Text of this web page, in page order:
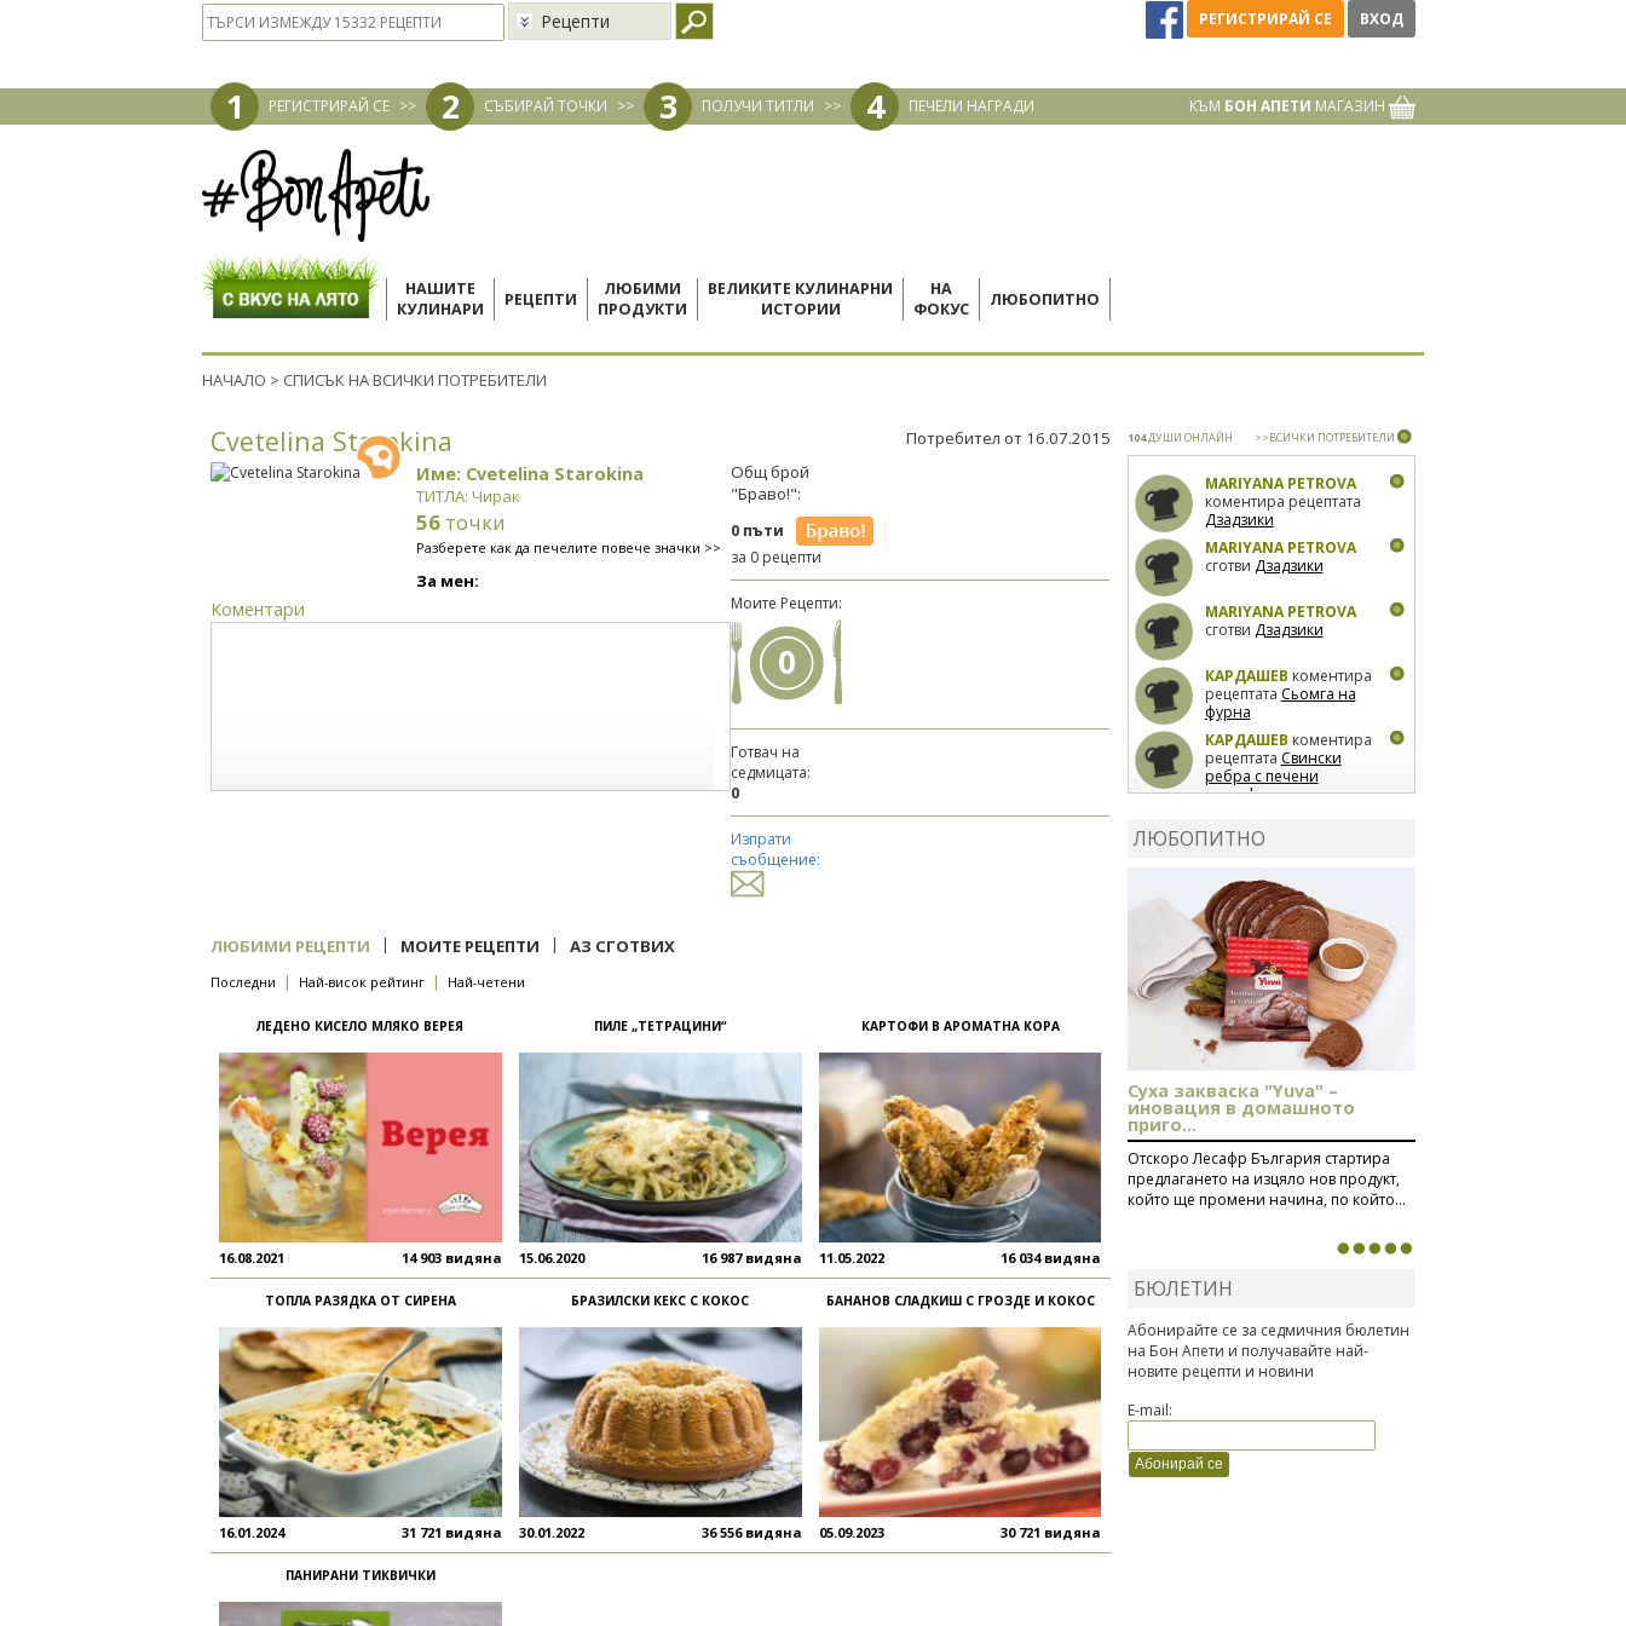
Рецепти РЕГИСТРИРАЙ СЕ ВХОД
1 РЕГИСТРИРАЙ СЕ >> 2 СЪБИРАЙ ТОЧКИ >> 3 ПОЛУЧИ ТИТЛИ >> 4 ПЕЧЕЛИ НАГРАДИ КЪМ БОН АПЕТИ МАГАЗИН
НАШИТЕ
КУЛИНАРИ
РЕЦЕПТИ
ЛЮБИМИ
ПРОДУКТИ
ВЕЛИКИТЕ КУЛИНАРНИ
ИСТОРИИ
НА
ФОКУС
ЛЮБОПИТНО
НАЧАЛО > СПИСЪК НА ВСИЧКИ ПОТРЕБИТЕЛИ
Cvetelina Starokina Потребител от 16.07.2015
Име: Cvetelina Starokina
ТИТЛА: Чирак
56 точки
Разберете как да печелите повече значки >>
За мен:
Коментари
Общ брой
"Браво!":
0 пъти
за 0 рецепти
Моите Рецепти:
0
Готвач на
седмицата:
0
Изпрати
съобщение:
ЛЮБИМИ РЕЦЕПТИ | МОИТЕ РЕЦЕПТИ | АЗ СГОТВИХ
Последни | Най-висок рейтинг | Най-четени
ЛЕДЕНО КИСЕЛО МЛЯКО ВЕРЕЯ
16.08.2021 14 903 видяна
ПИЛЕ „ТЕТРАЦИНИ“
15.06.2020 16 987 видяна
КАРТОФИ В АРОМАТНА КОРА
11.05.2022 16 034 видяна
ТОПЛА РАЗЯДКА ОТ СИРЕНА
16.01.2024 31 721 видяна
БРАЗИЛСКИ КЕКС С КОКОС
30.01.2022 36 556 видяна
БАНАНОВ СЛАДКИШ С ГРОЗДЕ И КОКОС
05.09.2023 30 721 видяна
ПАНИРАНИ ТИКВИЧКИ
104ДУШИ ОНЛАЙН >>ВСИЧКИ ПОТРЕБИТЕЛИ
MARIYANA PETROVA
коментира рецептата
Дзадзики
MARIYANA PETROVA
сготви Дзадзики
MARIYANA PETROVA
сготви Дзадзики
КАРДАШЕВ коментира
рецептата Сьомга на
фурна
КАРДАШЕВ коментира
рецептата Свински
ребра с печени
картофи
лимон
коментира рецептата
Киноа със зеленчуци
ЛЮБОПИТНО
Суха закваска "Yuva" –
иновация в домашното
приго...
Отскоро Лесафр България стартира
предлагането на изцяло нов продукт,
който ще промени начина, по който...
БЮЛЕТИН
Абонирайте се за седмичния бюлетин
на Бон Апети и получавайте най-
новите рецепти и новини
E-mail: